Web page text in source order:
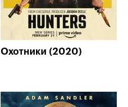
Охотники (2020)